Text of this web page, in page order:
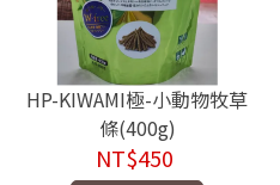
HP-KIWAMI極-小動物牧草
條(400g)
NT$450